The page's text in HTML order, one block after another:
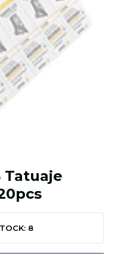
Tatuaje
8